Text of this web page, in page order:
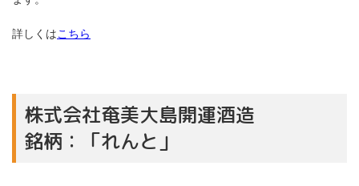
詳しくはこちら
株式会社奄美大島開運酒造
銘柄：「れんと」